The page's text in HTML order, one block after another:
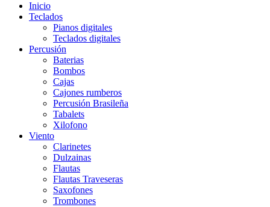
Inicio
Teclados
Pianos digitales
Teclados digitales
Percusión
Baterias
Bombos
Cajas
Cajones rumberos
Percusión Brasileña
Tabalets
Xilofono
Viento
Clarinetes
Dulzainas
Flautas
Flautas Traveseras
Saxofones
Trombones